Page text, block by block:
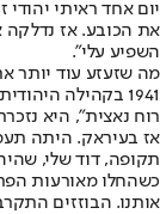
את הכובע. אז נדלקה
השפיע עלי".
מה שזעזע עוד יותר
1941 בקהילה
רוח נאצית", היא
אז בעיראק. היתה
תקופה, דוד שלי,
כשהחלו מאורעות
אותנו. הבוזזים